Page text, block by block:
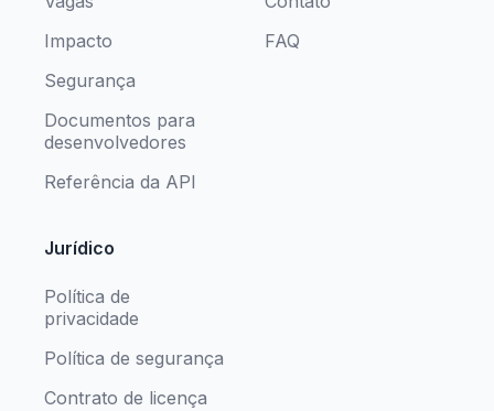
Impacto
Segurança
Documentos para
desenvolvedores
Referência da API
FAQ
Jurídico
Política de
privacidade
Política de segurança
Contrato de licença